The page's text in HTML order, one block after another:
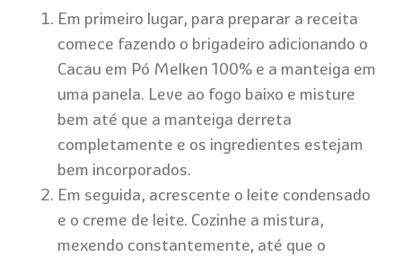
Em primeiro lugar, para preparar a receita
comece fazendo o brigadeiro adicionando o
Cacau em Pó Melken 100% e a manteiga em
uma panela. Leve ao fogo baixo e misture
bem até que a manteiga derreta
completamente e os ingredientes estejam
bem incorporados.
Em seguida, acrescente o leite condensado
e o creme de leite. Cozinhe a mistura,
mexendo constantemente, até que o